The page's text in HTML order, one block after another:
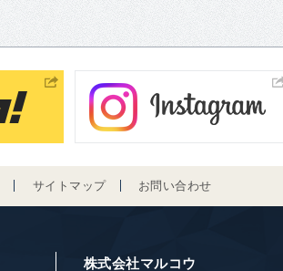
サイトマップ お問い合わせ
株式会社マルコウ